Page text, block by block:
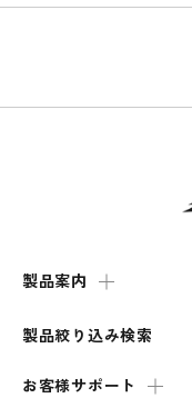
製品案内
製品絞り込み検索
お客様サポート